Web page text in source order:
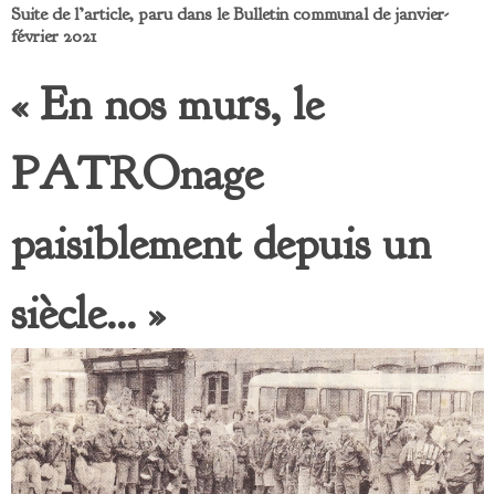
Suite de l’article, paru dans le Bulletin communal de janvier-
février 2021
« En nos murs, le
PATROnage
paisiblement depuis un
siècle… »